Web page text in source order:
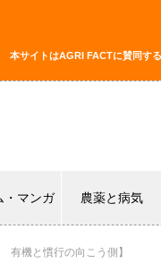
本サイトはAGRI FACTに賛同す
・マンガ 農薬と病気
機と慣行の向こう側】